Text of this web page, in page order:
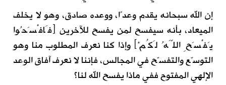
إن الله سبحانه يقدم وعدًا، ووعده صادق، وهو لا يخلف
الميعاد، بأنه سيفسح لمن يفسح للآخرين ﴿فَافْسَحُوا
يَفْسَحِ اللَّهُ لَكُمْ﴾ وإذا كنا نعرف المطلوب منا وهو
التوسّع والتفسّح في المجالس، فإننا لا نعرف آفاق الوعد
الإلهي المفتوح ففي ماذا يفسح الله لنا؟